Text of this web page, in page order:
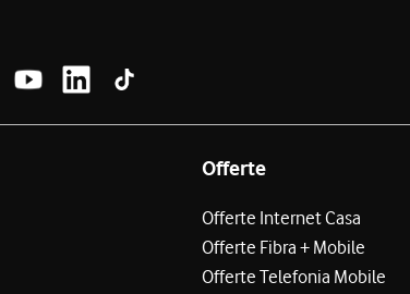
Offerte
Offerte Internet Casa
Offerte Fibra + Mobile
Offerte Telefonia Mobile